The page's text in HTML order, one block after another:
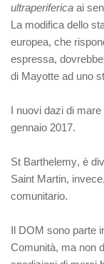
ultraperiferica ai
La modifica dello
europea, che
espressa,
di Mayotte ad uno
I nuovi dazi di
gennaio 2017.
St Barthelemy, è
Saint Martin,
comunitario.
Il DOM sono parte
Comunità, ma non